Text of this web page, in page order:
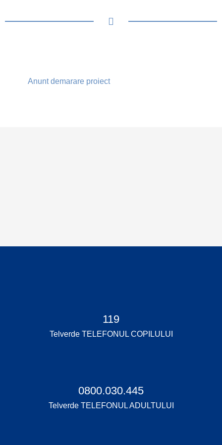
Anunt demarare proiect
119
Telverde TELEFONUL COPILULUI
0800.030.445
Telverde TELEFONUL ADULTULUI